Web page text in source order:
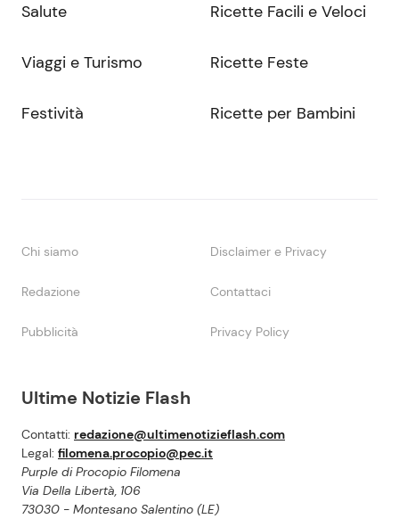
Ultime Notizie Flash
Contatti: redazione@ultimenotizieflash.com
Legal: filomena.procopio@pec.it
Purple di Procopio Filomena
Via Della Libertà, 106
73030 - Montesano Salentino (LE)
Salute
Viaggi e Turismo
Festività
Ricette Facili e Veloci
Ricette Feste
Ricette per Bambini
Chi siamo Disclaimer e Privacy
Redazione Contattaci
Pubblicità Privacy Policy